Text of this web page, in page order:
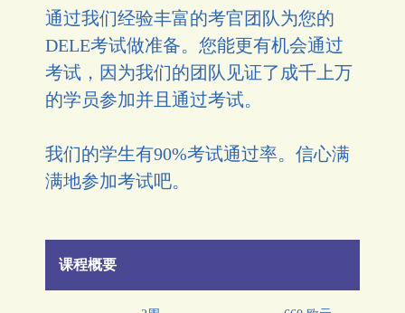
通过我们经验丰富的考官团队为您的
DELE考试做准备。您能更有机会通过
考试，因为我们的团队见证了成千上万
的学员参加并且通过考试。
我们的学生有90%考试通过率。信心满
满地参加考试吧。
课程概要